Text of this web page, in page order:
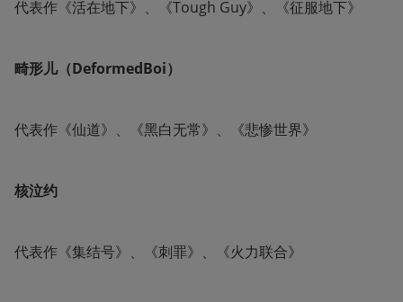
代表作《活在地下》、《Tough Guy》、《征服地下》
畸形儿（DeformedBoi）
代表作《仙道》、《黑白无常》、《悲惨世界》
核泣约
代表作《集结号》、《刺罪》、《火力联合》